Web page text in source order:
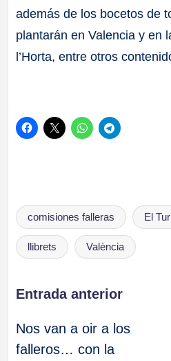
además de los bocetos de
plantarán en Valencia y en
l’Horta, entre otros
Etiquetas:
comisiones falleras El
llibrets València
Navegación
de
Entrada anterior
Nos van a oir a los
falleros… con la